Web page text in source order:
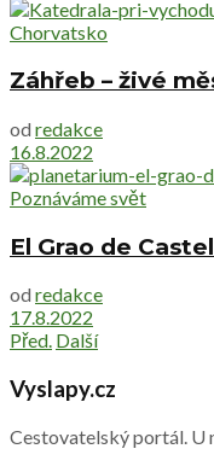
Chorvatsko
Záhřeb – živé
od redakce
16.8.2022
Poznáváme svět
El Grao de
od redakce
17.8.2022
Před. Další
Vyslapy.cz
Cestovatelský portál. U